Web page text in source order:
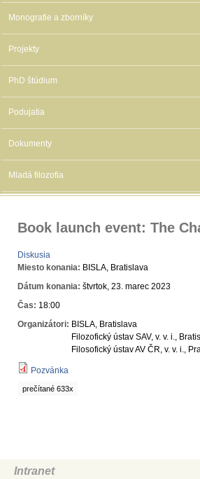
Monografie a zborníky
Projekty
PhD štúdium
Podujatia
Dokumenty
Mladá filozofia
Book launch event: The
Diskusia
Miesto konania: BISLA, Bratislava
Dátum konania: štvrtok, 23. marec 2023
Čas: 18:00
Organizátori: BISLA, Bratislava
Filozofický ústav SAV, v. v. i.,
Filosofický ústav AV ČR, v. v. i.,
Pozvánka
prečítané 633x
Intranet